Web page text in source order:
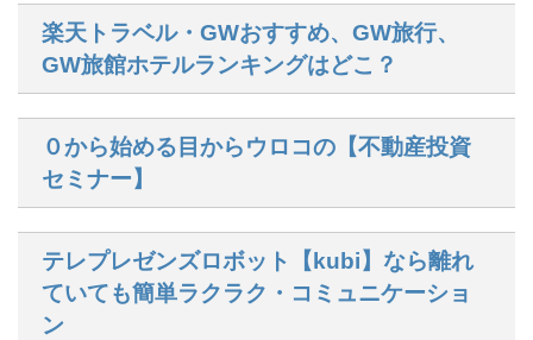
楽天トラベル・GWおすすめ、GW旅行、
GW旅館ホテルランキングはどこ？
０から始める目からウロコの【不動産投資
セミナー】
テレプレゼンズロボット【kubi】なら離れ
ていても簡単ラクラク・コミュニケーショ
ン